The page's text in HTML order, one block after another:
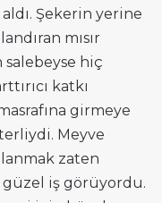
Şekerin yerine
mısır
salebeyse hiç
katkı
girmeye
Meyve
zaten
güzel iş görüyordu.